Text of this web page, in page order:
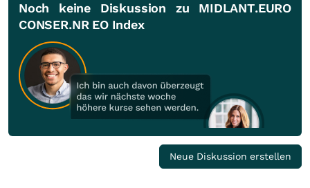
Noch keine Diskussion zu MIDLANT.EURO
CONSER.NR EO Index
Neue Diskussion erstellen